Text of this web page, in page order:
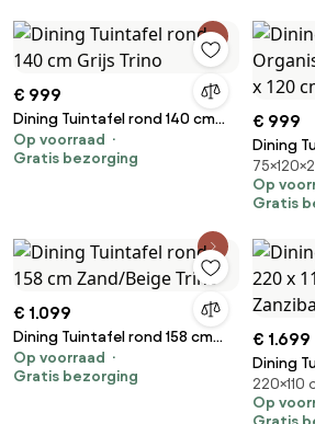
€ 999
Dining Tuintafel rond 140 cm
Grijs Trino
Op voorraad
Gratis bezorging
€ 999
Dining
Weave
Op
Gratis
€ 1.099
Dining Tuintafel rond 158 cm
Zand/Beige Trino
Op voorraad
Gratis bezorging
€ 1.699
Dining
cm
220×110
Op